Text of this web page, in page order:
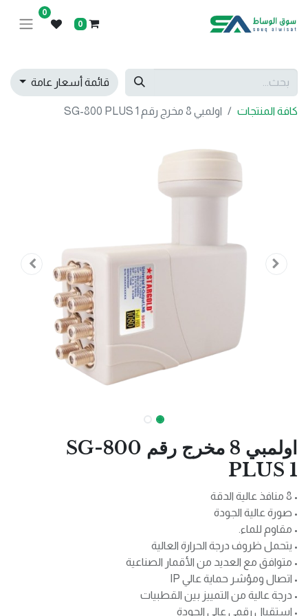
0
0
قائمة أسعار عامة
كافة المنتجات اولمبي 8 مخرج رقم SG-800 PLUS 1
اولمبي 8 مخرج رقم SG-800
PLUS 1
• 8 منافذ عالية الدقة
• صورة عالية الجودة
• مقاوم للماء.
• يتحمل ظروف درجة الحرارة العالية
• متوافق مع العديد من الأقمار الصناعية
• اتصال ومؤشر حماية عالي IP
• درجة عالية من التمييز بين القطبيات
• استقبال رقمي عالي الجودة